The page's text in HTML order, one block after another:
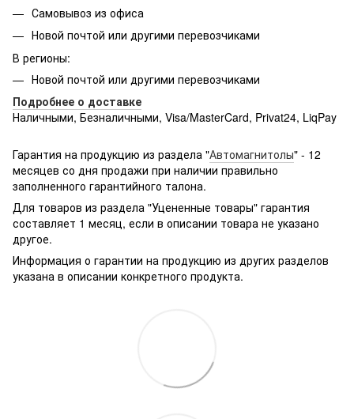
Самовывоз из офиса
Новой почтой или другими перевозчиками
В регионы:
Новой почтой или другими перевозчиками
Подробнее о доставке
Наличными, Безналичными, Visa/MasterCard, Privat24, LiqPay
g361hhadsek/p3316040/#
Гарантия на продукцию из раздела "Автомагнитолы" - 12
месяцев со дня продажи при наличии правильно
заполненного гарантийного талона.
Для товаров из раздела "Уцененные товары" гарантия
составляет 1 месяц, если в описании товара не указано
другое.
Информация о гарантии на продукцию из других разделов
указана в описании конкретного продукта.